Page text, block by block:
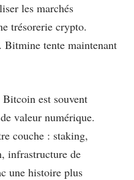
les marchés
trésorerie crypto.
Bitmine tente maintenant
est souvent
valeur numérique.
couche : staking,
infrastructure de
une histoire plus